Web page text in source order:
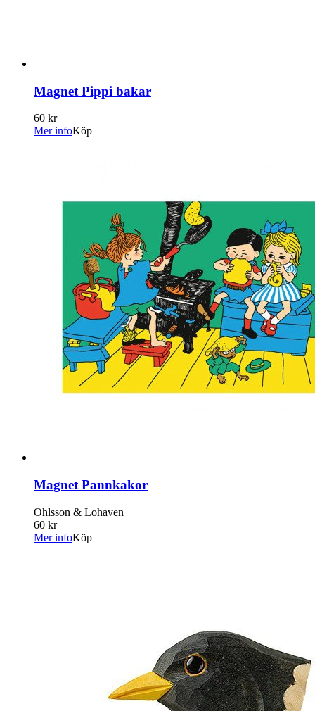
Magnet Pippi bakar
60 kr
Mer infoKöp
Magnet Pannkakor
Ohlsson & Lohaven
60 kr
Mer infoKöp